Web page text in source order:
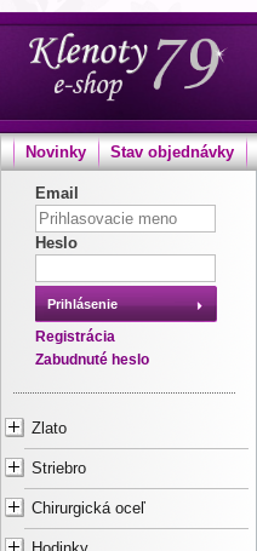
Novinky Stav objednávky
Email
Heslo
Prihlásenie
Registrácia
Zabudnuté heslo
Zlato
Striebro
Chirurgická oceľ